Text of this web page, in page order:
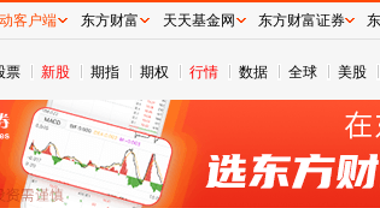
票 新股 期指 期权 行情 数据 全球 美股
客户端 东方财富 天天基金网 东方财富证券